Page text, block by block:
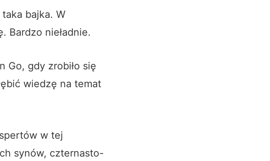
bajka. W
Bardzo nieładnie.
Go, gdy zrobiło się
wiedzę na temat
w tej
synów, czternasto-